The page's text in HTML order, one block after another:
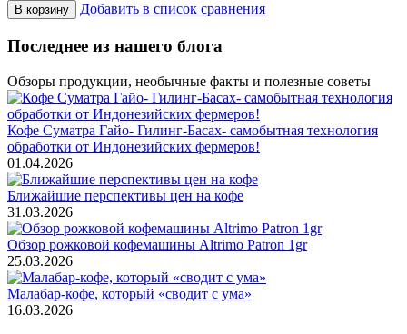
В корзину Добавить в список сравнения
Последнее из нашего блога
Обзоры продукции, необычные факты и полезные советы
Кофе Суматра Гайо- Гилинг-Басах- самобытная технология
обработки от Индонезийских фермеров!
01.04.2026
Ближайшие перспективы цен на кофе
31.03.2026
Обзор рожковой кофемашины Altrimo Patron 1gr
25.03.2026
Малабар-кофе, который «сводит с ума»
16.03.2026